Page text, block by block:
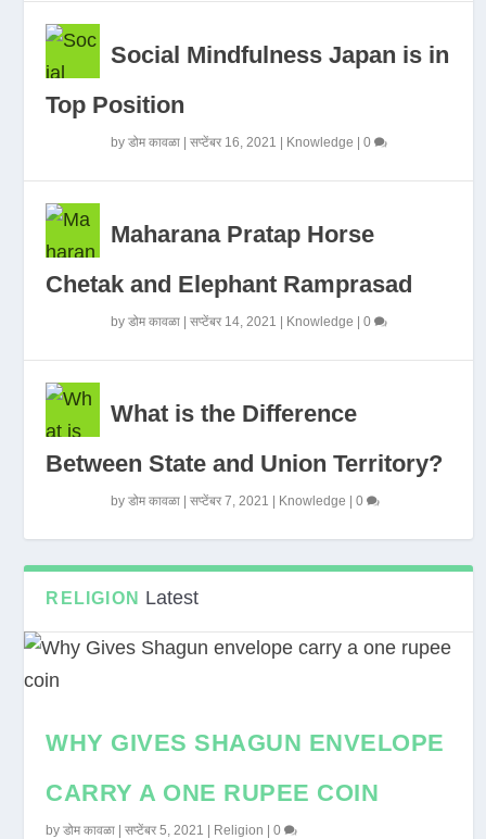
Social Mindfulness Japan is in
Top Position
byडोम कावळा |सप्टेंबर 16, 2021 Knowledge |0
Maharana Pratap Horse
Chetak and Elephant Ramprasad
byडोम कावळा |सप्टेंबर 14, 2021 Knowledge |0
What is the Difference
Between State and Union Territory?
byडोम कावळा |सप्टेंबर 7, 2021 Knowledge |0
RELIGION Latest
WHY GIVES SHAGUN ENVELOPE
CARRY A ONE RUPEE COIN
byडोम कावळा |सप्टेंबर 5, 2021 Religion |0